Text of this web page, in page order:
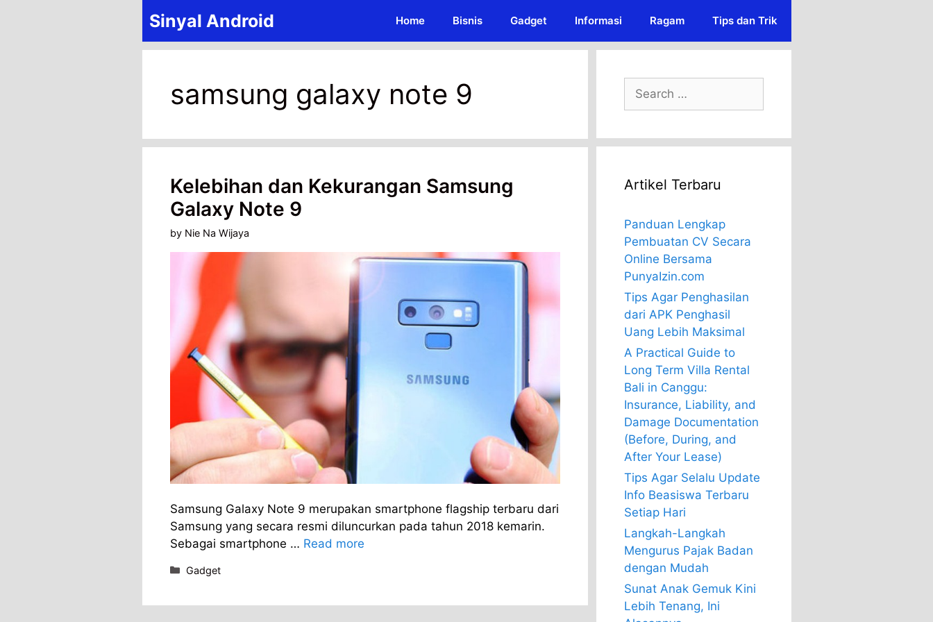
Sinyal Android Home Bisnis Gadget Informasi Ragam Tips dan Trik
samsung galaxy note 9
Kelebihan dan Kekurangan Samsung
Galaxy Note 9
by Nie Na Wijaya
Samsung Galaxy Note 9 merupakan smartphone flagship terbaru dari
Samsung yang secara resmi diluncurkan pada tahun 2018 kemarin.
Sebagai smartphone … Read more
Categories
Gadget
Search
for:
Artikel Terbaru
Panduan Lengkap
Pembuatan CV Secara
Online Bersama
PunyaIzin.com
Tips Agar Penghasilan
dari APK Penghasil
Uang Lebih Maksimal
A Practical Guide to
Long Term Villa Rental
Bali in Canggu:
Insurance, Liability, and
Damage Documentation
(Before, During, and
After Your Lease)
Tips Agar Selalu Update
Info Beasiswa Terbaru
Setiap Hari
Langkah-Langkah
Mengurus Pajak Badan
dengan Mudah
Sunat Anak Gemuk Kini
Lebih Tenang, Ini